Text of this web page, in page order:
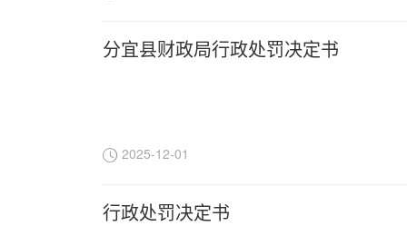
分宜县财政局行政处罚决定书
2025-12-01
行政处罚决定书